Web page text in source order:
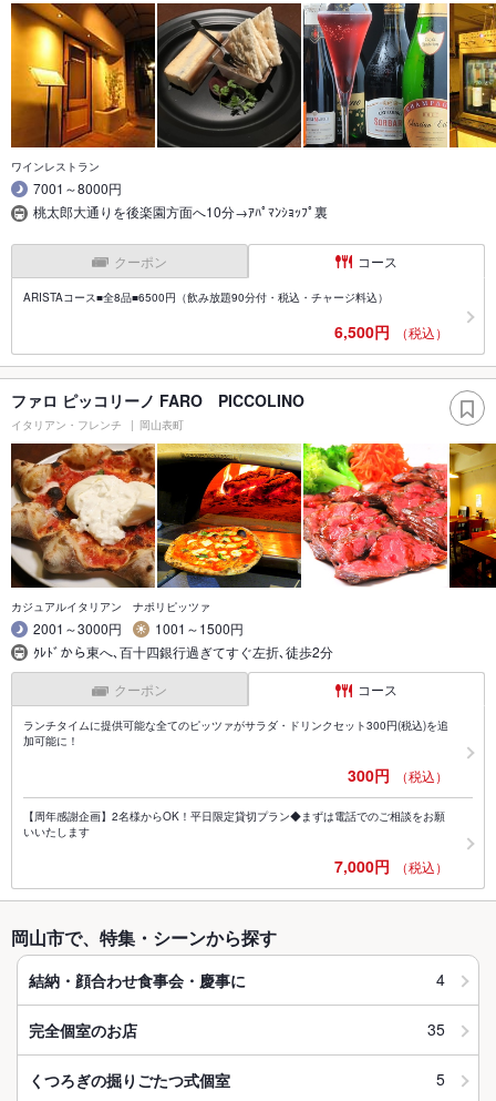
ワインレストラン
7001～8000円
桃太郎大通りを後楽園方面へ10分→ｱﾊﾟﾏﾝｼｮｯﾌﾟ裏
クーポン コース
ARISTAコース■全8品■6500円（飲み放題90分付・税込・チャージ料込）
6,500円 （税込）
ファロ ピッコリーノ FARO PICCOLINO
イタリアン・フレンチ 岡山表町
カジュアルイタリアン ナポリピッツァ
2001～3000円
1001～1500円
ｸﾚﾄﾞから東へ､百十四銀行過ぎてすぐ左折､徒歩2分
クーポン コース
ランチタイムに提供可能な全てのピッツァがサラダ・ドリンクセット300円(税込)を追
加可能に！
300円 （税込）
【周年感謝企画】2名様からOK！平日限定貸切プラン◆まずは電話でのご相談をお願
いいたします
7,000円 （税込）
岡山市で、特集・シーンから探す
結納・顔合わせ食事会・慶事に 4
完全個室のお店 35
くつろぎの掘りごたつ式個室 5